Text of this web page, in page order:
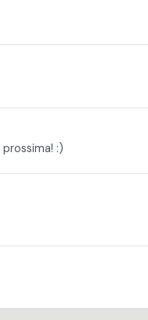
:)